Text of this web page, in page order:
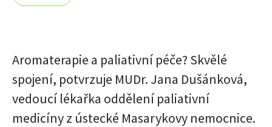
Aromaterapie a paliativní péče? Skvělé
spojení, potvrzuje MUDr. Jana Dušánková,
vedoucí lékařka oddělení paliativní
medicíny z ústecké Masarykovy nemocnice.